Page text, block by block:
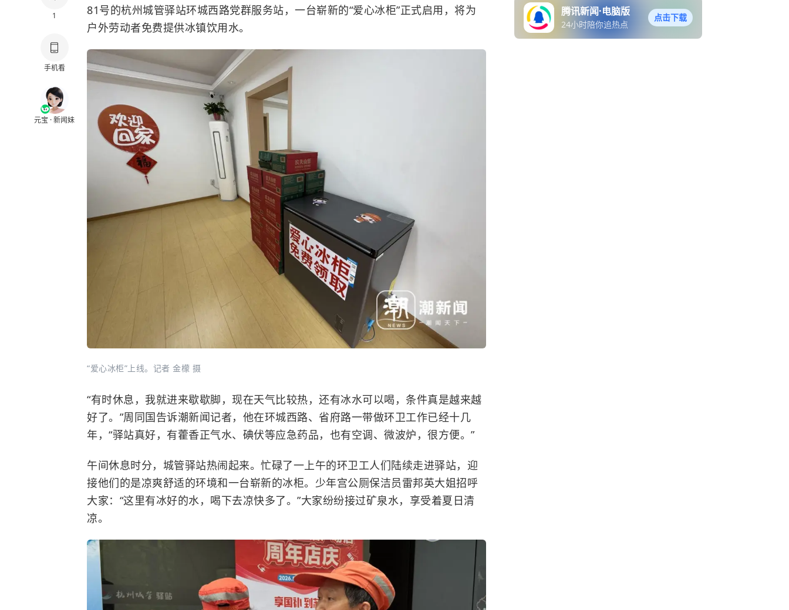
1
手机看
元宝 · 新闻妹
81号的杭州城管驿站环城西路党群服务站，一台崭新的“爱心冰柜”正式启用，将为
户外劳动者免费提供冰镇饮用水。
“爱心冰柜”上线。记者 金檬 摄
“有时休息，我就进来歇歇脚，现在天气比较热，还有冰水可以喝，条件真是越来越
好了。”周同国告诉潮新闻记者，他在环城西路、省府路一带做环卫工作已经十几
年，“驿站真好，有藿香正气水、碘伏等应急药品，也有空调、微波炉，很方便。”
午间休息时分，城管驿站热闹起来。忙碌了一上午的环卫工人们陆续走进驿站，迎
接他们的是凉爽舒适的环境和一台崭新的冰柜。少年宫公厕保洁员雷邦英大姐招呼
大家：“这里有冰好的水，喝下去凉快多了。”大家纷纷接过矿泉水，享受着夏日清
凉。
腾讯新闻·电脑版
24小时陪你追热点
点击下载